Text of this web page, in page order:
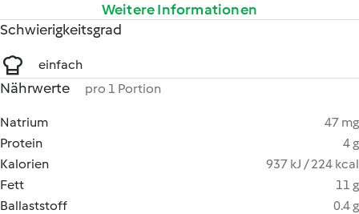
Weitere Informationen
Schwierigkeitsgrad
einfach
Nährwerte pro 1 Portion
Natrium
47 mg
Protein
4 g
Kalorien
937 kJ / 224 kcal
Fett
11 g
Ballaststoff
0.4 g